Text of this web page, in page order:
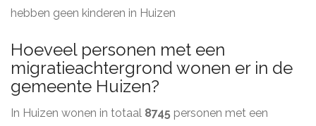
hebben geen kinderen in Huizen
Hoeveel personen met een
migratieachtergrond wonen er in de
gemeente Huizen?
In Huizen wonen in totaal 8745 personen met een